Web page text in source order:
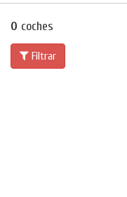
0 coches
Filtrar